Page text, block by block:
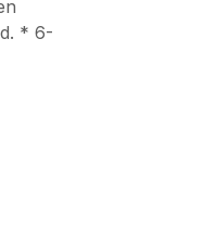
* 6-